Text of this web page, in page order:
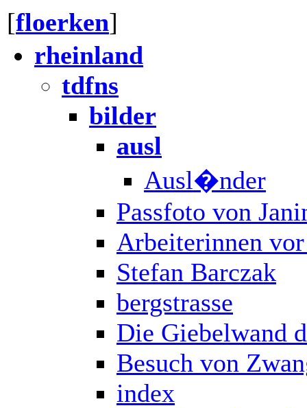
[floerken]
rheinland
tdfns
bilder
ausl
Ausl�nder
Passfoto von
Arbeiterinnen
Stefan Barczak
bergstrasse
Die Giebelwand
Besuch von
index